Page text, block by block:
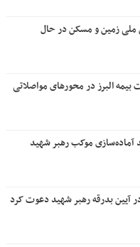
سازمان ملی زمین و مسکن در حال
بیمه البرز در محورهای مواصلاتی
آماده‌سازی موکب رهبر شهید
آیین بدرقه رهبر شهید دعوت کرد